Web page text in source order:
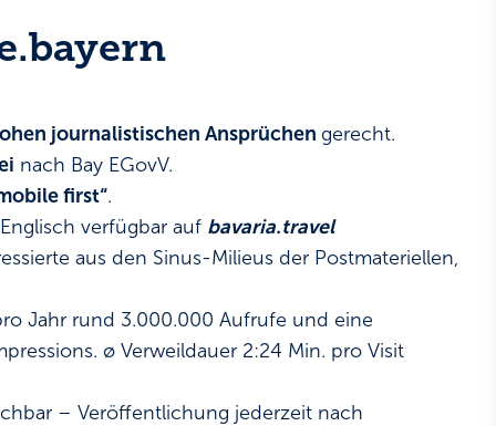
journalistischen Ansprüchen gerecht.
nach Bay EGovV.
first“.
verfügbar auf bavaria.travel
aus den Sinus-Milieus der Postmateriellen,
Jahr rund 3.000.000 Aufrufe und eine
ø Verweildauer 2:24 Min. pro Visit
– Veröffentlichung jederzeit nach